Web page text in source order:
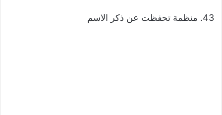
43. منظمة تحفظت عن ذكر الاسم